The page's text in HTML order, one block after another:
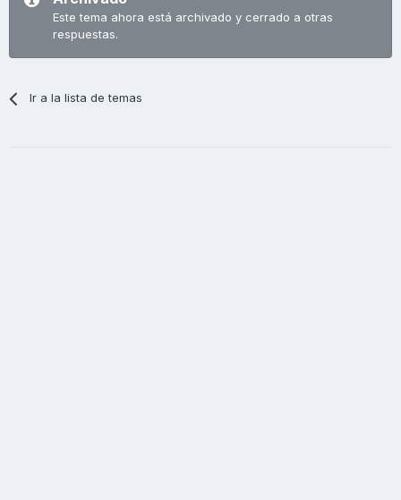
Este tema ahora está archivado y cerrado a otras
respuestas.
Ir a la lista de temas